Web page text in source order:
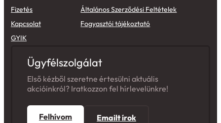
Fizetés
Kapcsolat
GYIK
Általános Szerződési Feltételek
Fogyasztói tájékoztató
Ügyfélszolgálat
Első kézből szeretne értesülni aktuális
akcióinkról? Iratkozzon fel hírlevelünkre!
Felhívom Emailt írok